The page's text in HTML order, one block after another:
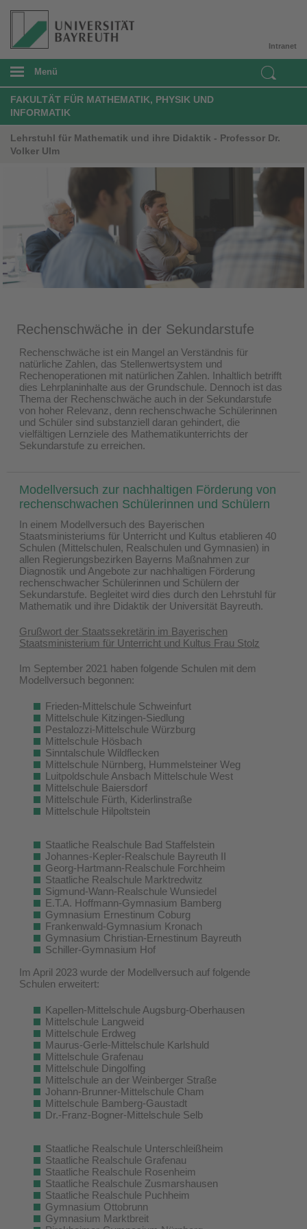
Intranet
Menü
FAKULTÄT FÜR MATHEMATIK, PHYSIK UND
INFORMATIK
Lehrstuhl für Mathematik und ihre Didaktik - Professor Dr.
Volker Ulm
Rechenschwäche in der Sekundarstufe
Rechenschwäche ist ein Mangel an Verständnis für
natürliche Zahlen, das Stellenwertsystem und
Rechenoperationen mit natürlichen Zahlen. Inhaltlich betrifft
dies Lehrplaninhalte aus der Grundschule. Dennoch ist das
Thema der Rechenschwäche auch in der Sekundarstufe
von hoher Relevanz, denn rechenschwache Schülerinnen
und Schüler sind substanziell daran gehindert, die
vielfältigen Lernziele des Mathematikunterrichts der
Sekundarstufe zu erreichen.
Modellversuch zur nachhaltigen Förderung von
rechenschwachen Schülerinnen und Schülern
In einem Modellversuch des Bayerischen
Staatsministeriums für Unterricht und Kultus etablieren 40
Schulen (Mittelschulen, Realschulen und Gymnasien) in
allen Regierungsbezirken Bayerns Maßnahmen zur
Diagnostik und Angebote zur nachhaltigen Förderung
rechenschwacher Schülerinnen und Schülern der
Sekundarstufe. Begleitet wird dies durch den Lehrstuhl für
Mathematik und ihre Didaktik der Universität Bayreuth.
Grußwort der Staatssekretärin im Bayerischen
Staatsministerium für Unterricht und Kultus Frau Stolz
Im September 2021 haben folgende Schulen mit dem
Modellversuch begonnen:
Frieden-Mittelschule Schweinfurt
Mittelschule Kitzingen-Siedlung
Pestalozzi-Mittelschule Würzburg
Mittelschule Hösbach
Sinntalschule Wildflecken
Mittelschule Nürnberg, Hummelsteiner Weg
Luitpoldschule Ansbach Mittelschule West
Mittelschule Baiersdorf
Mittelschule Fürth, Kiderlinstraße
Mittelschule Hilpoltstein
Staatliche Realschule Bad Staffelstein
Johannes-Kepler-Realschule Bayreuth II
Georg-Hartmann-Realschule Forchheim
Staatliche Realschule Marktredwitz
Sigmund-Wann-Realschule Wunsiedel
E.T.A. Hoffmann-Gymnasium Bamberg
Gymnasium Ernestinum Coburg
Frankenwald-Gymnasium Kronach
Gymnasium Christian-Ernestinum Bayreuth
Schiller-Gymnasium Hof
Im April 2023 wurde der Modellversuch auf folgende
Schulen erweitert:
Kapellen-Mittelschule Augsburg-Oberhausen
Mittelschule Langweid
Mittelschule Erdweg
Maurus-Gerle-Mittelschule Karlshuld
Mittelschule Grafenau
Mittelschule Dingolfing
Mittelschule an der Weinberger Straße
Johann-Brunner-Mittelschule Cham
Mittelschule Bamberg-Gaustadt
Dr.-Franz-Bogner-Mittelschule Selb
Staatliche Realschule Unterschleißheim
Staatliche Realschule Grafenau
Staatliche Realschule Rosenheim
Staatliche Realschule Zusmarshausen
Staatliche Realschule Puchheim
Gymnasium Ottobrunn
Gymnasium Marktbreit